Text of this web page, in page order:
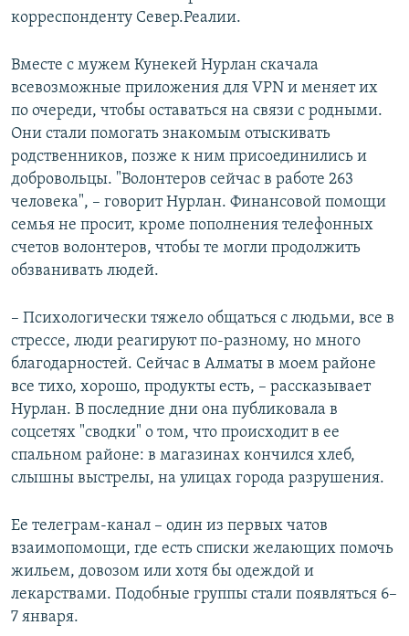
корреспонденту Север.Реалии.
Вместе с мужем Кунекей Нурлан скачала
всевозможные приложения для VPN и меняет их
по очереди, чтобы оставаться на связи с родными.
Они стали помогать знакомым отыскивать
родственников, позже к ним присоединились и
добровольцы. "Волонтеров сейчас в работе 263
человека", – говорит Нурлан. Финансовой помощи
семья не просит, кроме пополнения телефонных
счетов волонтеров, чтобы те могли продолжить
обзванивать людей.
– Психологически тяжело общаться с людьми, все в
стрессе, люди реагируют по-разному, но много
благодарностей. Сейчас в Алматы в моем районе
все тихо, хорошо, продукты есть, – рассказывает
Нурлан. В последние дни она публиковала в
соцсетях "сводки" о том, что происходит в ее
спальном районе: в магазинах кончился хлеб,
слышны выстрелы, на улицах города разрушения.
Ее телеграм-канал – один из первых чатов
взаимопомощи, где есть списки желающих помочь
жильем, довозом или хотя бы одеждой и
лекарствами. Подобные группы стали появляться 6–
7 января.